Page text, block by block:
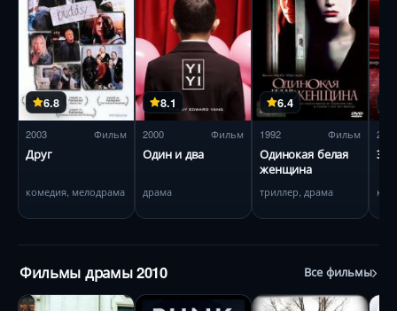
6.8
2003 Фильм
Друг
комедия, мелодрама
8.1
2000 Фильм
Один и два
драма
6.4
1992 Фильм
Одинокая белая
женщина
триллер, драма
2005
Фильмы драмы 2010 Все фильмы